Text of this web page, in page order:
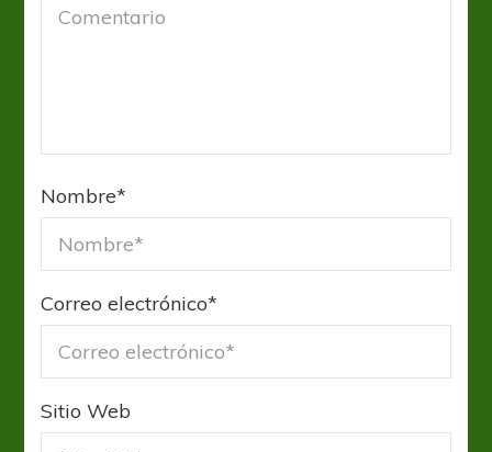
Nombre*
Correo electrónico*
Sitio Web